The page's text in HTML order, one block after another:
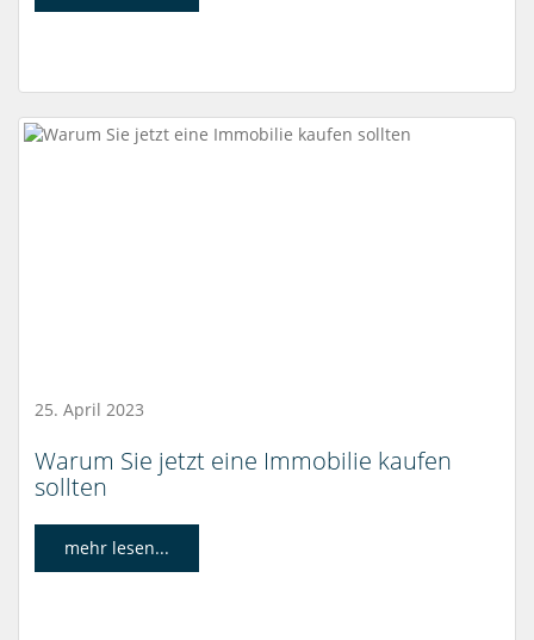
25. April 2023
Warum Sie jetzt eine Immobilie kaufen
sollten
mehr lesen...